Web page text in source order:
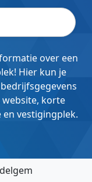
over een
Hier kun je
korte
vestigingplek.